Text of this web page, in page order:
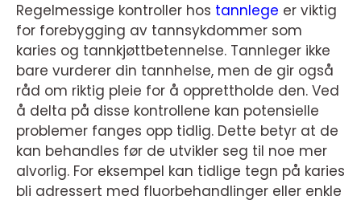
Regelmessige kontroller hos tannlege er viktig
for forebygging av tannsykdommer som
karies og tannkjøttbetennelse. Tannleger ikke
bare vurderer din tannhelse, men de gir også
råd om riktig pleie for å opprettholde den. Ved
å delta på disse kontrollene kan potensielle
problemer fanges opp tidlig. Dette betyr at de
kan behandles før de utvikler seg til noe mer
alvorlig. For eksempel kan tidlige tegn på karies
bli adressert med fluorbehandlinger eller enkle